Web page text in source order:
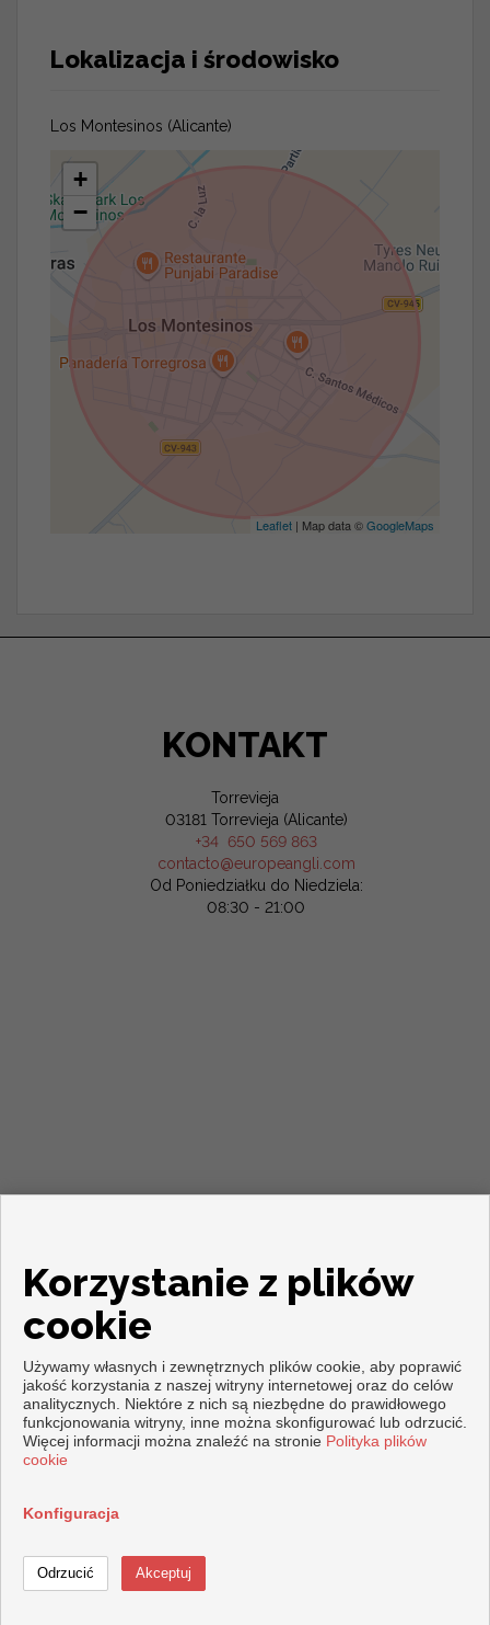
Lokalizacja i środowisko
Los Montesinos (Alicante)
+
−
Leaflet | Map data ©GoogleMaps
Kontakt
KONTAKT
Torrevieja
03181 Torrevieja (Alicante)
+34 650 569 863
contacto@europeangli.com
Od Poniedziałku do Niedziela:
08:30 - 21:00
Copyright © 2026. Wszelkie prawa zastrzeżone.
Nota prawna|Polityka prywatności |Polityka dotycząca plików
Korzystanie z plików
cookie
Używamy własnych i zewnętrznych plików cookie, aby poprawić
jakość korzystania z naszej witryny internetowej oraz do celów
analitycznych. Niektóre z nich są niezbędne do prawidłowego
funkcjonowania witryny, inne można skonfigurować lub odrzucić.
Więcej informacji można znaleźć na stronie Polityka plików
cookie
Konfiguracja